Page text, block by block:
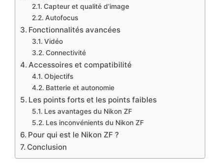
Capteur et qualité d’image
Autofocus
Fonctionnalités avancées
Vidéo
Connectivité
Accessoires et compatibilité
Objectifs
Batterie et autonomie
Les points forts et les points faibles
Les avantages du Nikon ZF
Les inconvénients du Nikon ZF
Pour qui est le Nikon ZF ?
Conclusion